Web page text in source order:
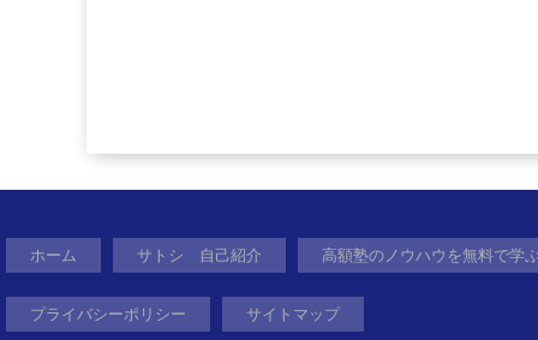
ホーム サトシ 自己紹介 高額塾のノウハウを無料で学
プライバシーポリシー サイトマップ